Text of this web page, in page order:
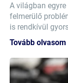
A világban
felmerülő
is rendkívül
Tovább olvasom